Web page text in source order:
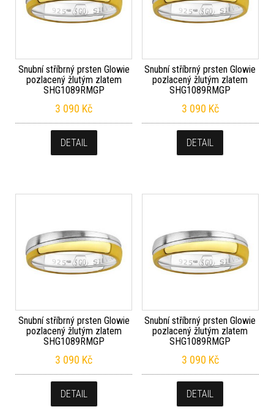
Snubní stříbrný prsten Glowie
pozlacený žlutým zlatem
SHG1089RMGP
3 090 Kč
DETAIL
Snubní stříbrný prsten Glowie
pozlacený žlutým zlatem
SHG1089RMGP
3 090 Kč
DETAIL
Snubní stříbrný prsten Glowie
pozlacený žlutým zlatem
SHG1089RMGP
3 090 Kč
DETAIL
Snubní stříbrný prsten Glowie
pozlacený žlutým zlatem
SHG1089RMGP
3 090 Kč
DETAIL